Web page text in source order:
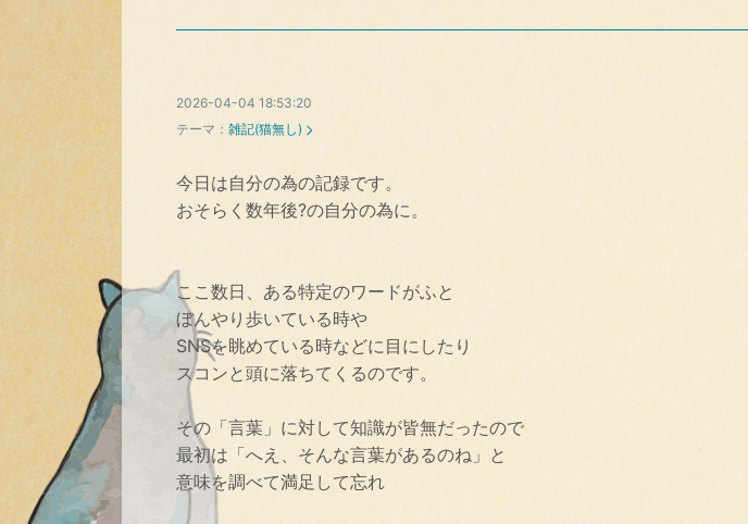
2026-04-04 18:53:20
テーマ： 雑記(猫無し)
今日は自分の為の記録です。
おそらく数年後?の自分の為に。
ここ数日、ある特定のワードがふと
ぼんやり歩いている時や
SNSを眺めている時などに目にしたり
スコンと頭に落ちてくるのです。
その「言葉」に対して知識が皆無だったので
最初は「へえ、そんな言葉があるのね」と
意味を調べて満足して忘れ